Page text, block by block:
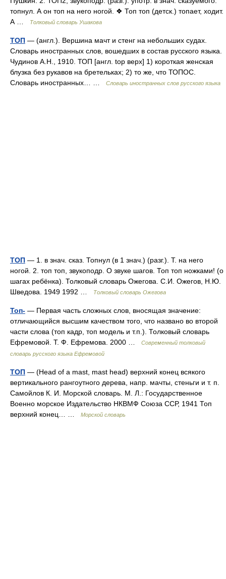
топнул. А он топ на него ногой. ❖ Топ топ (детск.) топает, ходит.
А …
Толковый словарь Ушакова
ТОП — (англ.). Вершина мачт и стенг на небольших судах.
Словарь иностранных слов, вошедших в состав русского языка.
Чудинов А.Н., 1910. ТОП [англ. top верх] 1) короткая женская
блузка без рукавов на бретельках; 2) то же, что ТОПОС.
Словарь иностранных… …
Словарь иностранных слов русского языка
ТОП — 1. в знач. сказ. Топнул (в 1 знач.) (разг.). Т. на него
ногой. 2. топ топ, звукоподр. О звуке шагов. Топ топ ножками! (о
шагах ребёнка). Толковый словарь Ожегова. С.И. Ожегов, Н.Ю.
Шведова. 1949 1992 …
Толковый словарь Ожегова
Топ- — Первая часть сложных слов, вносящая значение:
отличающийся высшим качеством того, что названо во второй
части слова (топ кадр, топ модель и т.п.). Толковый словарь
Ефремовой. Т. Ф. Ефремова. 2000 …
Современный толковый
словарь русского языка Ефремовой
ТОП — (Head of a mast, mast head) верхний конец всякого
вертикального рангоутного дерева, напр. мачты, стеньги и т. п.
Самойлов К. И. Морской словарь. М. Л.: Государственное
Военно морское Издательство НКВМФ Союза ССР, 1941 Топ
верхний конец… …
Морской словарь